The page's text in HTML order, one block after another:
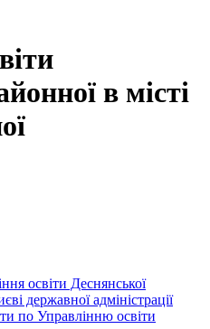
в місті
освіти Деснянської
державної адміністрації
по Управлінню освіти